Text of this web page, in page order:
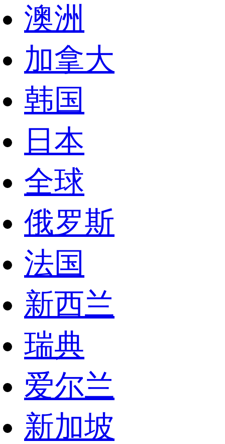
澳洲
加拿大
韩国
日本
全球
俄罗斯
法国
新西兰
瑞典
爱尔兰
新加坡